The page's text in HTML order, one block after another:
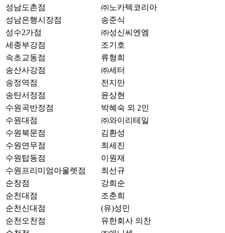
성남도촌점
㈜노카텍코리아
성남은행시장점
송준식
성수2가점
㈜성신씨엔엠
세종부강점
조기호
속초교동점
류형희
송산사강점
㈜세터
송정역점
전지만
송탄서정점
윤상현
수원곡반정점
박혜숙 외 2인
수원대점
㈜와이리테일
수원북문점
김환성
수원연무점
최세진
수원탑동점
이원재
수원프리미엄아울렛점
최선규
순창점
강희순
순천대점
조춘희
순천신대점
(유)성민
순천오천점
유한회사 의찬